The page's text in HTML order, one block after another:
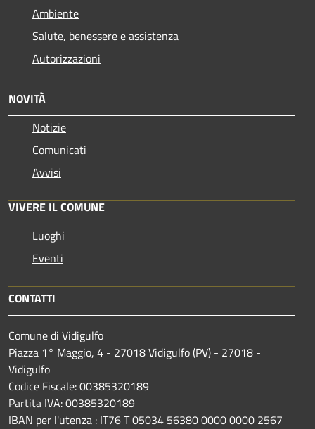
Ambiente
Salute, benessere e assistenza
Autorizzazioni
NOVITÀ
Notizie
Comunicati
Avvisi
VIVERE IL COMUNE
Luoghi
Eventi
CONTATTI
Comune di Vidigulfo
Piazza 1° Maggio, 4 - 27018 Vidigulfo (PV) - 27018 -
Vidigulfo
Codice Fiscale: 00385320189
Partita IVA: 00385320189
IBAN per l'utenza : IT76 T 05034 56380 0000 0000 2567